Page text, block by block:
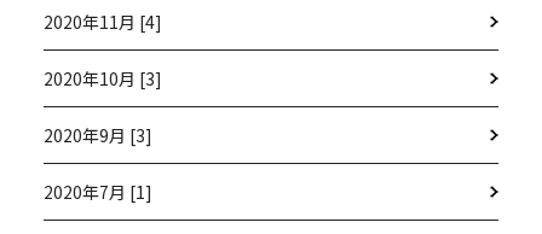
2020年11月 [4]
2020年10月 [3]
2020年9月 [3]
2020年7月 [1]